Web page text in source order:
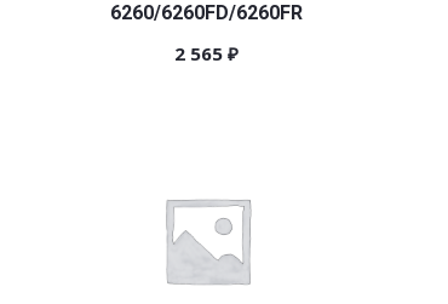
6260/6260FD/6260FR
2 565 ₽